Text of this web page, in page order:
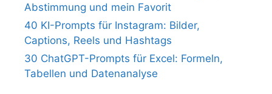
Abstimmung und mein Favorit
40 KI-Prompts für Instagram: Bilder,
Captions, Reels und Hashtags
30 ChatGPT-Prompts für Excel: Formeln,
Tabellen und Datenanalyse